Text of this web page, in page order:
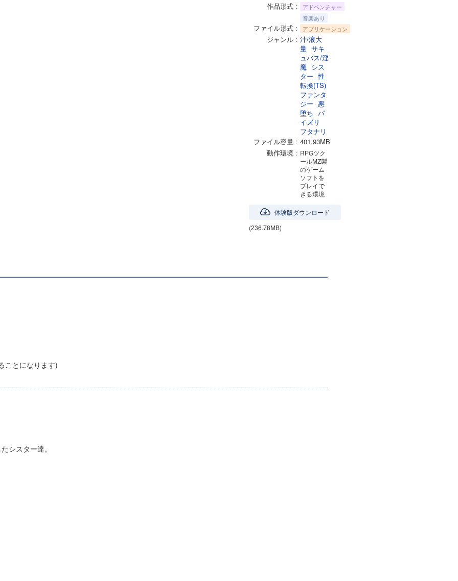
作品形式
アドベンチャー
音楽あり
ファイル形式 アプリケーション
ジャンル
汁/液大
量 サキ
ュバス/淫
魔 シス
ター 性
転換(TS)
ファンタ
ジー 悪
堕ち パ
イズリ
フタナリ
ファイル容量
401.93MB
動作環境
RPGツク
ールMZ製
のゲーム
ソフトを
プレイで
きる環境
体験版ダウンロード
(236.78MB)
になります)
シスター達。